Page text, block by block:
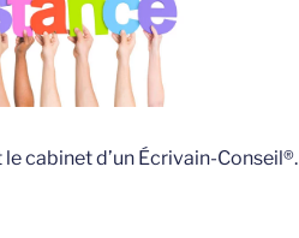
cabinet d’un Écrivain-Conseil®.